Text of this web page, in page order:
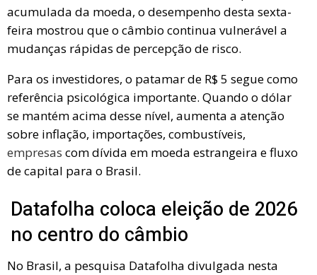
acumulada da moeda, o desempenho desta sexta-
feira mostrou que o câmbio continua vulnerável a
mudanças rápidas de percepção de risco.
Para os investidores, o patamar de R$ 5 segue como
referência psicológica importante. Quando o dólar
se mantém acima desse nível, aumenta a atenção
sobre inflação, importações, combustíveis,
empresas com dívida em moeda estrangeira e fluxo
de capital para o Brasil.
Datafolha coloca eleição de 2026
no centro do câmbio
No Brasil, a pesquisa Datafolha divulgada nesta